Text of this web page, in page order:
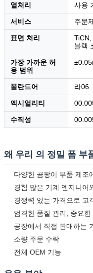
메시
곧 다시
열처리 사용
서비스 주문
표면 처리
블랙
가장 가까운 허
용 범위
폴란드어 라06
엑시얼리티
수직성
왜 우리 의 정밀 폼 부
다양한 곰팡이 부품 제조
경험 많은 기계 엔지니어
경쟁력 있는 가격으로 고
엄격한 품질 관리, 중요
공장에서 직접 판매하는
소량 주문 수락
전체 OEM 기능